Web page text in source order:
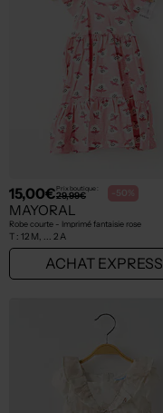
15,00€Prix boutique :
29,99€ -50%
MAYORAL
Robe courte - Imprimé fantaisie rose
T : 12 M, ... 2 A
ACHAT EXPRESS